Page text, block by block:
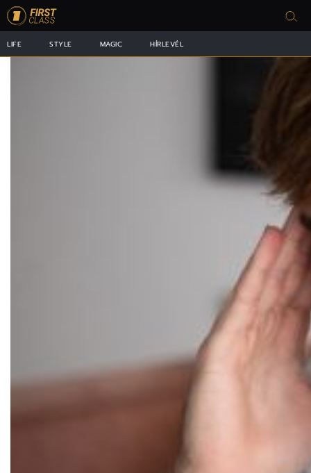
LIFE STYLE MAGIC HÍRLEVÉL